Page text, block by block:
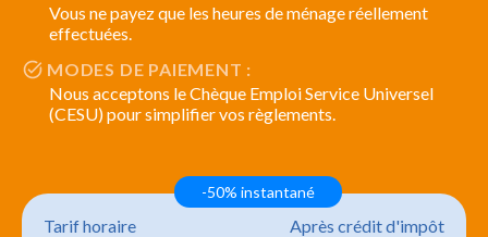
Vous ne payez que les heures de ménage réellement
effectuées.
MODES DE PAIEMENT :
Nous acceptons le Chèque Emploi Service Universel
(CESU) pour simplifier vos règlements.
Tarif horaire Après crédit d'impôt
-50% instantané